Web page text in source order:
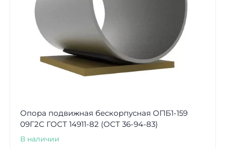
Опора подвижная бескорпусная ОПБ1-159
09Г2С ГОСТ 14911-82 (ОСТ 36-94-83)
В наличии